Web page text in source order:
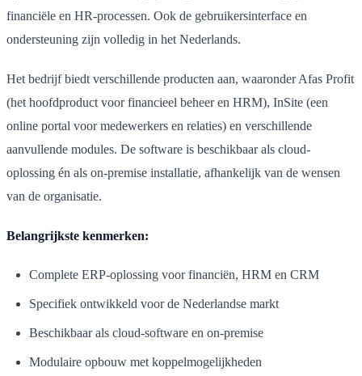
financiële en HR-processen. Ook de gebruikersinterface en
ondersteuning zijn volledig in het Nederlands.
Het bedrijf biedt verschillende producten aan, waaronder Afas Profit
(het hoofdproduct voor financieel beheer en HRM), InSite (een
online portal voor medewerkers en relaties) en verschillende
aanvullende modules. De software is beschikbaar als cloud-
oplossing én als on-premise installatie, afhankelijk van de wensen
van de organisatie.
Belangrijkste kenmerken:
Complete ERP-oplossing voor financiën, HRM en CRM
Specifiek ontwikkeld voor de Nederlandse markt
Beschikbaar als cloud-software en on-premise
Modulaire opbouw met koppelmogelijkheden